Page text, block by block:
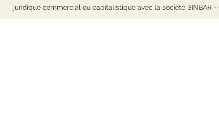
juridique commercial ou capitalistique avec la société SINBAR